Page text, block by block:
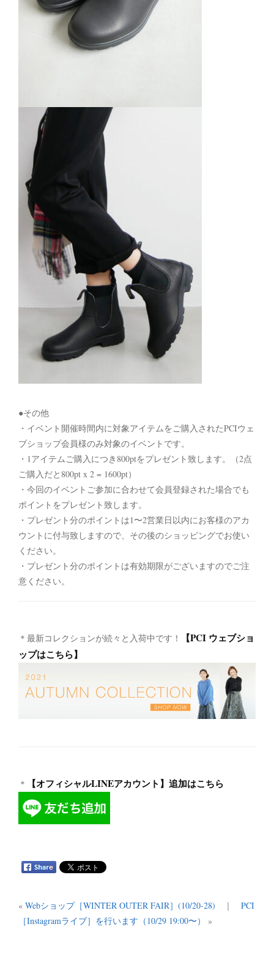
●その他
・イベント開催時間内に対象アイテムをご購入されたPCIウェ
ブショップ会員様のみ対象のイベントです。
・1アイテムご購入につき800ptをプレゼント致します。（2点
ご購入だと800pt x 2 = 1600pt）
・今回のイベントご参加に合わせて会員登録された場合でも
ポイントをプレゼント致します。
・プレゼント分のポイントは1〜2営業日以内にお客様のアカ
ウントに付与致しますので、その後のショッピングでお使い
ください。
・プレゼント分のポイントは有効期限がございますのでご注
意ください。
＊最新コレクションが続々と入荷中です！
【PCI ウェブショ
ップはこちら】
＊ 【オフィシャルLINEアカウント】追加はこちら
« Webショップ［WINTER OUTER FAIR］(10/20-28) ｜ PCI
［Instagramライブ］を行います（10/29 19:00〜）
»